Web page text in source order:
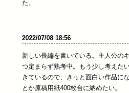
た。
2022/07/08 18:56
新しい長編を書いている。主人公の
つ定まらず熟考中。もう少し考えた
きているので、きっと面白い作品に
とか原稿用紙400枚台に納めたい。